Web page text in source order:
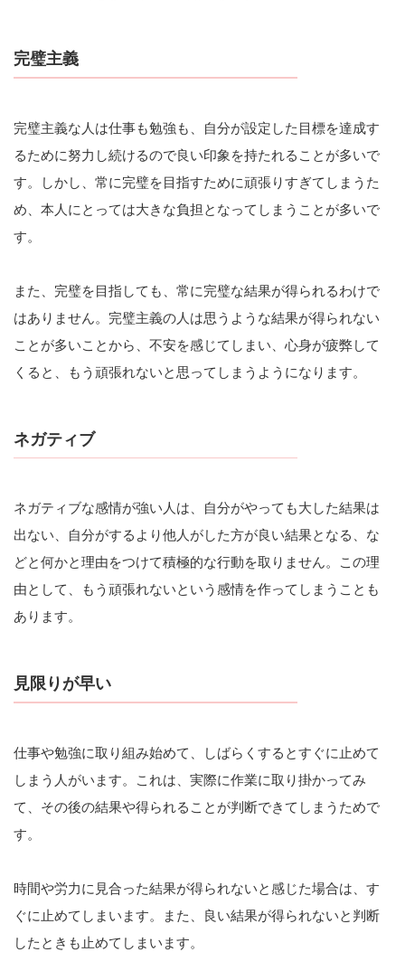
完璧主義
完璧主義な人は仕事も勉強も、自分が設定した目標を達成す
るために努力し続けるので良い印象を持たれることが多いで
す。しかし、常に完璧を目指すために頑張りすぎてしまうた
め、本人にとっては大きな負担となってしまうことが多いで
す。
また、完璧を目指しても、常に完璧な結果が得られるわけで
はありません。完璧主義の人は思うような結果が得られない
ことが多いことから、不安を感じてしまい、心身が疲弊して
くると、もう頑張れないと思ってしまうようになります。
ネガティブ
ネガティブな感情が強い人は、自分がやっても大した結果は
出ない、自分がするより他人がした方が良い結果となる、な
どと何かと理由をつけて積極的な行動を取りません。この理
由として、もう頑張れないという感情を作ってしまうことも
あります。
見限りが早い
仕事や勉強に取り組み始めて、しばらくするとすぐに止めて
しまう人がいます。これは、実際に作業に取り掛かってみ
て、その後の結果や得られることが判断できてしまうためで
す。
時間や労力に見合った結果が得られないと感じた場合は、す
ぐに止めてしまいます。また、良い結果が得られないと判断
したときも止めてしまいます。